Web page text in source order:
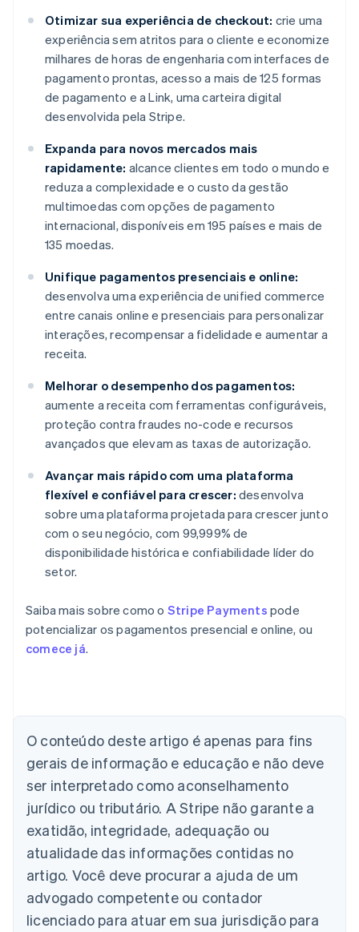
Otimizar sua experiência de checkout: crie uma
experiência sem atritos para o cliente e economize
milhares de horas de engenharia com interfaces de
pagamento prontas, acesso a mais de 125 formas
de pagamento e a Link, uma carteira digital
desenvolvida pela Stripe.
Expanda para novos mercados mais
rapidamente: alcance clientes em todo o mundo e
reduza a complexidade e o custo da gestão
multimoedas com opções de pagamento
internacional, disponíveis em 195 países e mais de
135 moedas.
Unifique pagamentos presenciais e online:
desenvolva uma experiência de unified commerce
entre canais online e presenciais para personalizar
interações, recompensar a fidelidade e aumentar a
receita.
Melhorar o desempenho dos pagamentos:
aumente a receita com ferramentas configuráveis,
proteção contra fraudes no-code e recursos
avançados que elevam as taxas de autorização.
Avançar mais rápido com uma plataforma
flexível e confiável para crescer: desenvolva
sobre uma plataforma projetada para crescer junto
com o seu negócio, com 99,999% de
disponibilidade histórica e confiabilidade líder do
setor.
Saiba mais sobre como o Stripe Payments pode
potencializar os pagamentos presencial e online, ou
comece já.
O conteúdo deste artigo é apenas para fins
gerais de informação e educação e não deve
ser interpretado como aconselhamento
jurídico ou tributário. A Stripe não garante a
exatidão, integridade, adequação ou
atualidade das informações contidas no
artigo. Você deve procurar a ajuda de um
advogado competente ou contador
licenciado para atuar em sua jurisdição para
Deutsch English
Austrália
Áustria
DeutschEnglish
Bélgica
Nederlands FrançaisDeutschEnglish
Brasil
Português English
Bulgária
English
Canadá